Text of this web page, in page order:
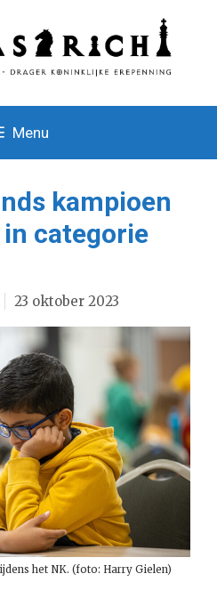
Menu
kampioen
categorie
23 oktober 2023
het NK. (foto: Harry Gielen)